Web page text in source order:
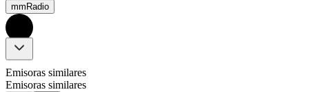
mmRadio
Emisoras similares
Emisoras similares